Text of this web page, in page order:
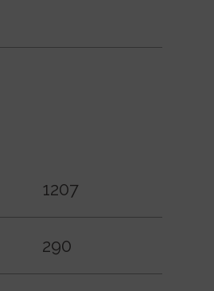
1207
290